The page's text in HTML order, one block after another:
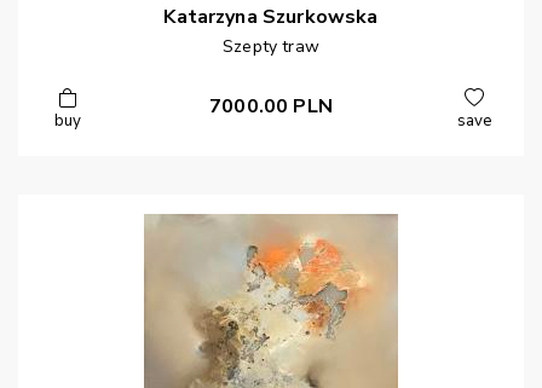
Katarzyna Szurkowska
Szepty traw
buy
7000.00 PLN
save